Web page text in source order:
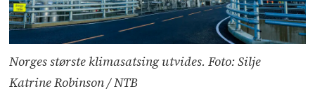
Norges største klimasatsing utvides. Foto: Silje
Katrine Robinson / NTB